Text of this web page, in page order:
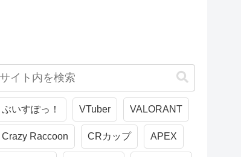
ぶいすぽっ！ VTuber VALORANT
Crazy Raccoon CRカップ APEX